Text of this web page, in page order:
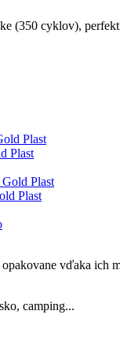
(350 cyklov),
Plast
Plast
vďaka
camping...